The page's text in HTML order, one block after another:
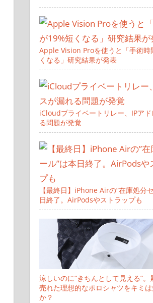
Apple Vision Proを使うと「手術時
くなる」研究結果が発表
iCloudプライベートリレー、IPア
る問題が発覚
【最終日】iPhone Airの”在庫処分
日終了。AirPodsやストラップも
涼しいのに“きちんとして見える”
売れた理想的なポロシャツをキミ
か？